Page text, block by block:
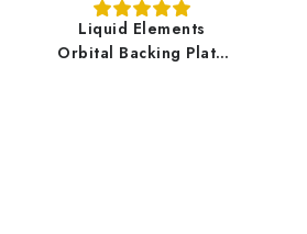
Liquid Elements
Orbital Backing Plate